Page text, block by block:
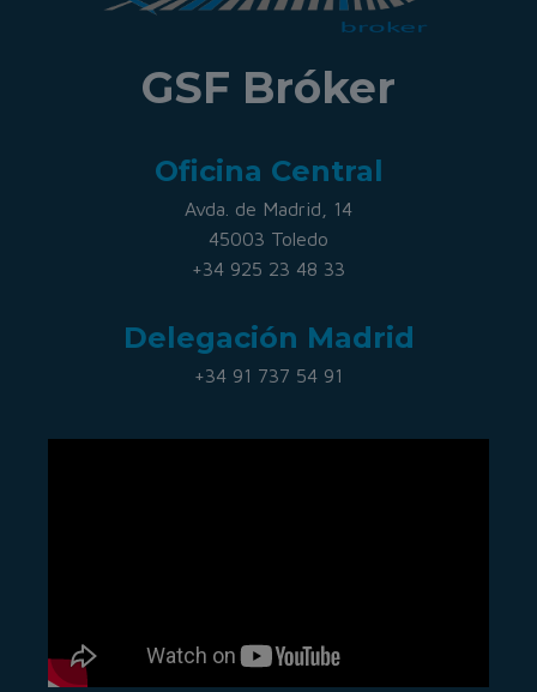
GSF Bróker
Oficina Central
Avda. de Madrid, 14
45003 Toledo
+34 925 23 48 33
Delegación Madrid
+34 91 737 54 91